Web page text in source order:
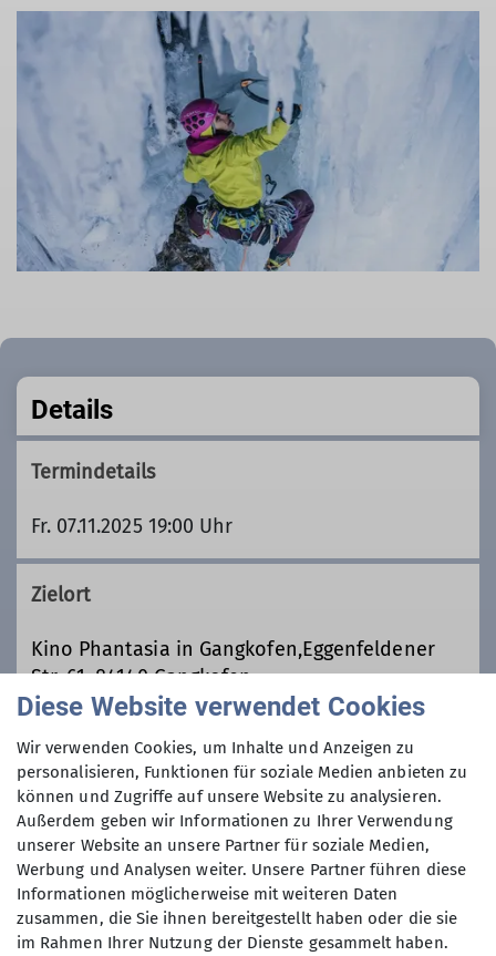
Details
Termindetails
Fr. 07.11.2025 19:00 Uhr
Zielort
Kino Phantasia in Gangkofen,Eggenfeldener
Str. 61, 84140 Gangkofen
Preis
5€
Diese Website verwendet Cookies
Wir verwenden Cookies, um Inhalte und Anzeigen zu
personalisieren, Funktionen für soziale Medien anbieten zu
können und Zugriffe auf unsere Website zu analysieren.
Außerdem geben wir Informationen zu Ihrer Verwendung
unserer Website an unsere Partner für soziale Medien,
Werbung und Analysen weiter. Unsere Partner führen diese
Informationen möglicherweise mit weiteren Daten
zusammen, die Sie ihnen bereitgestellt haben oder die sie
im Rahmen Ihrer Nutzung der Dienste gesammelt haben.